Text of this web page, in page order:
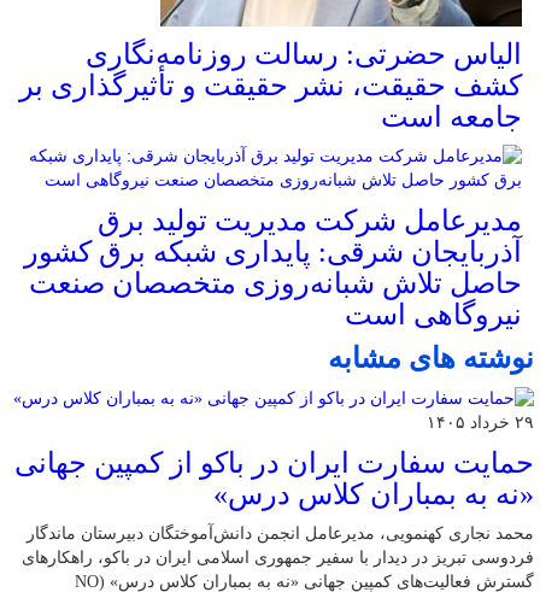
الیاس حضرتی: رسالت روزنامه‌نگاری
کشف حقیقت، نشر حقیقت و تأثیرگذاری بر
جامعه است
مدیرعامل شرکت مدیریت تولید برق
آذربایجان شرقی: پایداری شبکه برق کشور
حاصل تلاش شبانه‌روزی متخصصان صنعت
نیروگاهی است
نوشته های مشابه
۲۹ خرداد ۱۴۰۵
حمایت سفارت ایران در باکو از کمپین جهانی
«نه به بمباران کلاس درس»
محمد نجاری کهنمویی، مدیرعامل انجمن دانش‌آموختگان دبیرستان ماندگار
فردوسی تبریز در دیدار با سفیر جمهوری اسلامی ایران در باکو، راهکارهای
گسترش فعالیت‌های کمپین جهانی «نه به بمباران کلاس درس» (NO